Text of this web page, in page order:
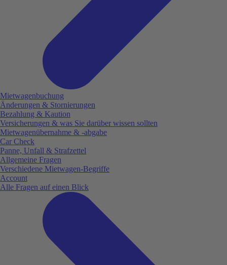
Mietwagenbuchung
Änderungen & Stornierungen
Bezahlung & Kaution
Versicherungen & was Sie darüber wissen sollten
Mietwagenübernahme & -abgabe
Car Check
Panne, Unfall & Strafzettel
Allgemeine Fragen
Verschiedene Mietwagen-Begriffe
Account
Alle Fragen auf einen Blick